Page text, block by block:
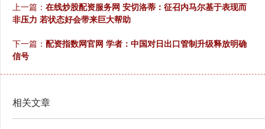
上一篇： 在线炒股配资服务网 安切洛蒂：征召内马尔基于表现而
非压力 若状态好会带来巨大帮助
下一篇： 配资指数网官网 学者：中国对日出口管制升级释放明确
信号
相关文章